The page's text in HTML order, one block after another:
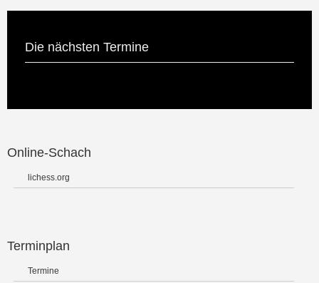
Die nächsten Termine
Online-Schach
lichess.org
Terminplan
Termine